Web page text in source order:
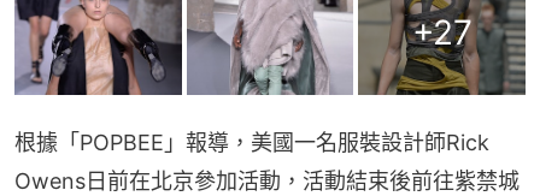
+27
根據「POPBEE」報導，美國一名服裝設計師Rick
Owens日前在北京參加活動，活動結束後前往紫禁城